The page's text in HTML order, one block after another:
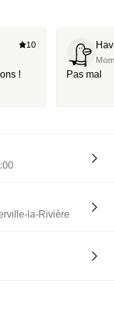
10
! Pas mal
la-Rivière